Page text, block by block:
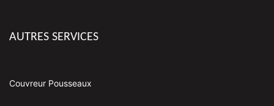
AUTRES SERVICES
Couvreur Pousseaux